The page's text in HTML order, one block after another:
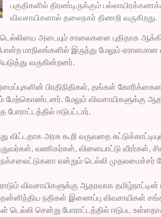
பகுதிகளில் திரண்டிருக்கும்
விவசாயிகளால் தலைநகர் திணறி வருகிறது.
அடையும் சாலைகளை புதிதாக
மாநிலங்களில் இருந்து மேலும் ஏராளமான
வருகின்றனர்.
பிரதிநிதிகள், தங்கள்
மேலும் விவசாயிகளுக்கு
ஈடுபட்டார்.
விட்டதாக அரசு கூறி வருவதை
வணிகர்கள், விளையாட்டு வீரர்கள்,
என்றும் டெல்லி முதலமைச்சர்
விவசாயிகளுக்கு ஆதரவாக
நதிகள் இணைப்பு விவசாயிகள்
சென்று போராட்டத்தில் ஈடுபட